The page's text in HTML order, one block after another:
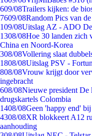
609/08Trailers kijken: de
7609/08Random Pics van
109/08Uitslag AZ - ADO
1308/08Hoe 30 landen zich
China en Noord-Korea
308/08Vollering slaat
1808/08Uitslag PSV -
808/08Vrouw krijgt door
ingebracht
608/08Nieuwe president De
drugskartels Colombia
1408/08Geen 'happy end'
4308/08XR blokkeert A12
aanhouding